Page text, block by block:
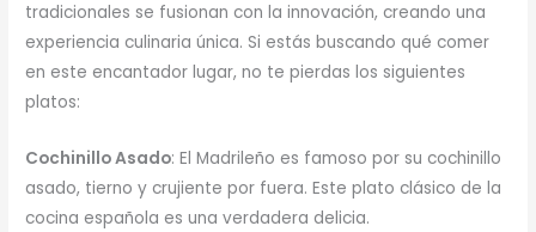
tradicionales se fusionan con la innovación, creando una
experiencia culinaria única. Si estás buscando qué comer
en este encantador lugar, no te pierdas los siguientes
platos:
Cochinillo Asado: El Madrileño es famoso por su cochinillo
asado, tierno y crujiente por fuera. Este plato clásico de la
cocina española es una verdadera delicia.